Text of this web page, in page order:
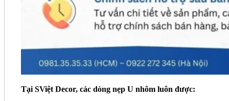
Tại SViệt Decor, các dòng nẹp U nhôm luôn được: